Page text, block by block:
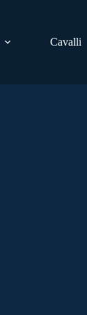
Cavalli